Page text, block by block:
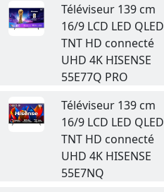
Téléviseur 139 cm
16/9 LCD LED QLED
TNT HD connecté
UHD 4K HISENSE
55E77Q PRO
Téléviseur 139 cm
16/9 LCD LED QLED
TNT HD connecté
UHD 4K HISENSE
55E7NQ